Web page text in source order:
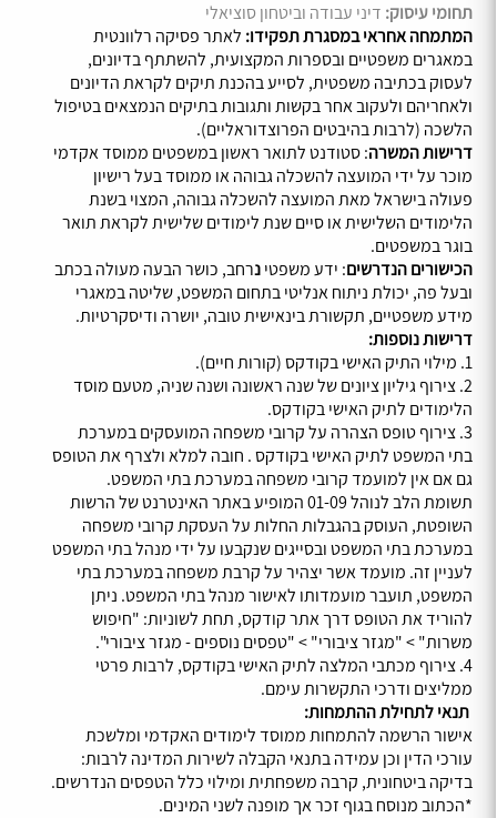
תחומי עיסוק: דיני עבודה וביטחון סוציאלי
המתמחה אחראי במסגרת תפקידו: לאתר פסיקה רלוונטית
במאגרים משפטיים ובספרות המקצועית, להשתתף בדיונים,
לעסוק בכתיבה משפטית, לסייע בהכנת תיקים לקראת הדיונים
ולאחריהם ולעקוב אחר בקשות ותגובות בתיקים הנמצאים בטיפול
הלשכה (לרבות בהיבטים הפרוצדוראליים).
דרישות המשרה: סטודנט לתואר ראשון במשפטים ממוסד אקדמי
מוכר על ידי המועצה להשכלה גבוהה או ממוסד בעל רישיון
פעולה בישראל מאת המועצה להשכלה גבוהה, המצוי בשנת
הלימודים השלישית או סיים שנת לימודים שלישית לקראת תואר
בוגר במשפטים.
הכישורים הנדרשים: ידע משפטינרחב, כושר הבעה מעולה בכתב
ובעל פה, יכולת ניתוח אנליטי בתחום המשפט, שליטה במאגרי
מידע משפטיים, תקשורת בינאישית טובה, יושרה ודיסקרטיות.
דרישות נוספות:
1. מילוי התיק האישי בקודקס (קורות חיים).
2. צירוף גיליון ציונים של שנה ראשונה ושנה שניה, מטעם מוסד
הלימודים לתיק האישי בקודקס.
3. צירוף טופס הצהרה על קרובי משפחה המועסקים במערכת
בתי המשפט לתיק האישי בקודקס . חובה למלא ולצרף את הטופס
גם אם אין למועמד קרובי משפחה במערכת בתי המשפט.
תשומת הלב לנוהל 01-09 המופיע באתר האינטרנט של הרשות
השופטת, העוסק בהגבלות החלות על העסקת קרובי משפחה
במערכת בתי המשפט ובסייגים שנקבעו על ידי מנהל בתי המשפט
לעניין זה. מועמד אשר יצהיר על קרבת משפחה במערכת בתי
המשפט, תועבר מועמדותו לאישור מנהל בתי המשפט. ניתן
להוריד את הטופס דרך אתר קודקס, תחת לשוניות: "חיפוש
משרות" > "מגזר ציבורי" > "טפסים נוספים - מגזר ציבורי".
4. צירוף מכתבי המלצה לתיק האישי בקודקס, לרבות פרטי
ממליצים ודרכי התקשרות עימם.
תנאי לתחילת ההתמחות:
אישור הרשמה להתמחות ממוסד לימודים האקדמי ומלשכת
עורכי הדין וכן עמידה בתנאי הקבלה לשירות המדינה לרבות:
בדיקה ביטחונית, קרבה משפחתית ומילוי כלל הטפסים הנדרשים.
*הכתוב מנוסח בגוף זכר אך מופנה לשני המינים.